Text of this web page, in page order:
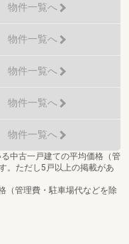
物件一覧へ
物件一覧へ
物件一覧へ
物件一覧へ
物件一覧へ
中古一戸建ての平均価格（管
。ただし5戸以上の掲載があ
（管理費・駐車場代などを除